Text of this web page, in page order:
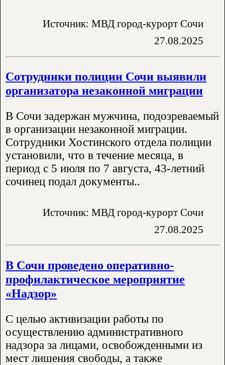
Источник: МВД город-курорт Сочи
27.08.2025
Сотрудники полиции Сочи выявили
организатора незаконной миграции
В Сочи задержан мужчина, подозреваемый
в организации незаконной миграции.
Сотрудники Хостинского отдела полиции
установили, что в течение месяца, в
период с 5 июля по 7 августа, 43-летний
сочинец подал документы..
Источник: МВД город-курорт Сочи
27.08.2025
В Сочи проведено оперативно-
профилактическое мероприятие
«Надзор»
С целью активизации работы по
осуществлению административного
надзора за лицами, освобожденными из
мест лишения свободы, а также